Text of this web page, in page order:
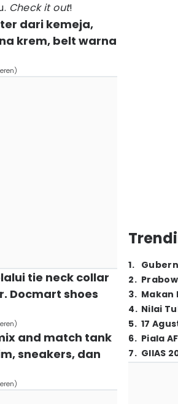
Check it out!
dari kemeja,
krem, belt warna
tie neck collar
Docmart shoes
and match tank
sneakers, dan
1.
2.
3. Makan
4. Nilai
5. 17
6. Piala
7. GIIAS